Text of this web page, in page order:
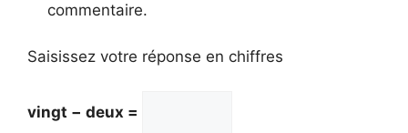
commentaire.
Saisissez votre réponse en chiffres
vingt − deux =